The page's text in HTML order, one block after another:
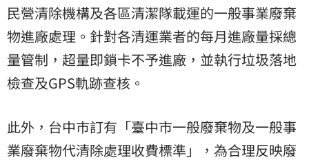
民營清除機構及各區清潔隊載運的一般事業廢棄
物進廠處理。針對各清運業者的每月進廠量採總
量管制，超量即鎖卡不予進廠，並執行垃圾落地
檢查及GPS軌跡查核。
此外，台中市訂有「臺中市一般廢棄物及一般事
業廢棄物代清除處理收費標準」，為合理反映廢